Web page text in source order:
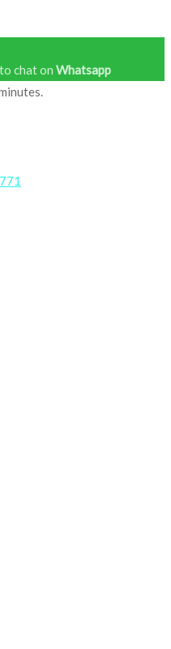
chat on Whatsapp